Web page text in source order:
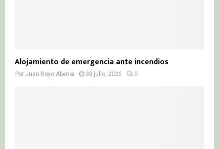
Alojamiento de emergencia ante incendios
Por Juan Royo Abenia 30 julio, 2026 0